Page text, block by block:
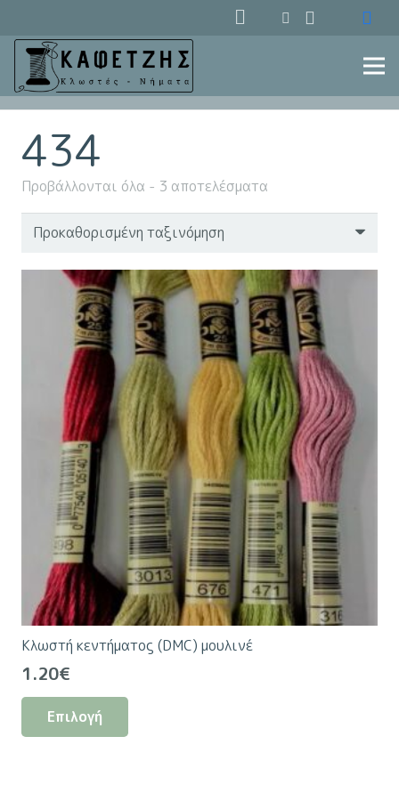
434
Προβάλλονται όλα - 3 αποτελέσματα
Κλωστή κεντήματος (DMC) μουλινέ
1.20€
Επιλογή